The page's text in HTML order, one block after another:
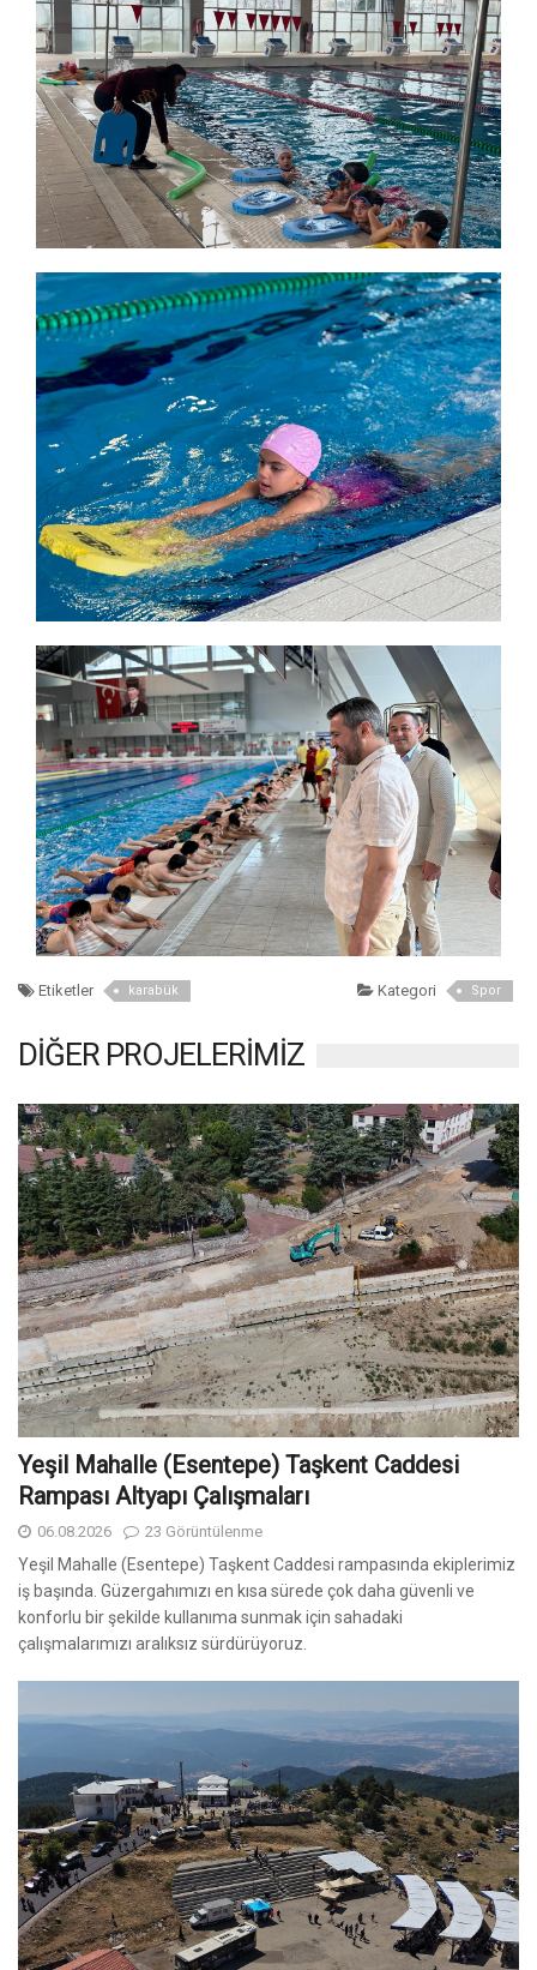
Etiketler karabük Kategori Spor
DİĞER PROJELERİMİZ
Yeşil Mahalle (Esentepe) Taşkent Caddesi
Rampası Altyapı Çalışmaları
06.08.2026 23 Görüntülenme
Yeşil Mahalle (Esentepe) Taşkent Caddesi rampasında ekiplerimiz
iş başında. Güzergahımızı en kısa sürede çok daha güvenli ve
konforlu bir şekilde kullanıma sunmak için sahadaki
çalışmalarımızı aralıksız sürdürüyoruz.